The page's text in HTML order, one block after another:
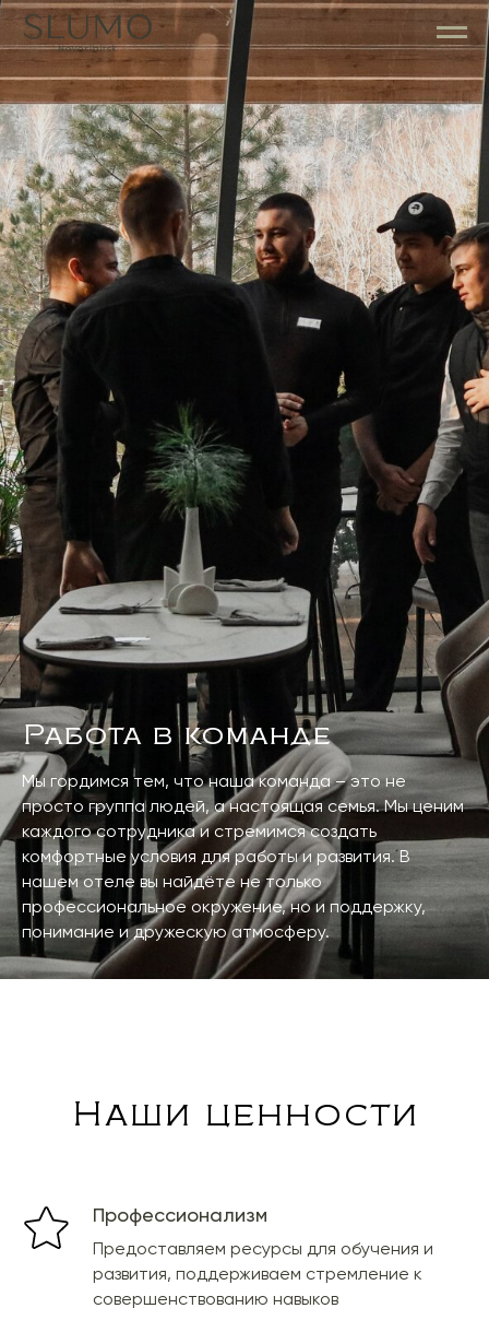
Работа в команде
Мы гордимся тем, что наша команда – это не
просто группа людей, а настоящая семья. Мы ценим
каждого сотрудника и стремимся создать
комфортные условия для работы и развития. В
нашем отеле вы найдёте не только
профессиональное окружение, но и поддержку,
понимание и дружескую атмосферу.
Наши ценности
Профессионализм
Предоставляем ресурсы для обучения и
развития, поддерживаем стремление к
совершенствованию навыков